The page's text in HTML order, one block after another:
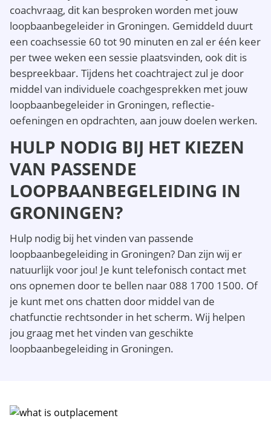
coachvraag, dit kan besproken worden met jouw
loopbaanbegeleider in Groningen. Gemiddeld duurt
een coachsessie 60 tot 90 minuten en zal er één keer
per twee weken een sessie plaatsvinden, ook dit is
bespreekbaar. Tijdens het coachtraject zul je door
middel van individuele coachgesprekken met jouw
loopbaanbegeleider in Groningen, reflectie-
oefeningen en opdrachten, aan jouw doelen werken.
HULP NODIG BIJ HET KIEZEN
VAN PASSENDE
LOOPBAANBEGELEIDING IN
GRONINGEN?
Hulp nodig bij het vinden van passende
loopbaanbegeleiding in Groningen? Dan zijn wij er
natuurlijk voor jou! Je kunt telefonisch contact met
ons opnemen door te bellen naar 088 1700 1500. Of
je kunt met ons chatten door middel van de
chatfunctie rechtsonder in het scherm. Wij helpen
jou graag met het vinden van geschikte
loopbaanbegeleiding in Groningen.